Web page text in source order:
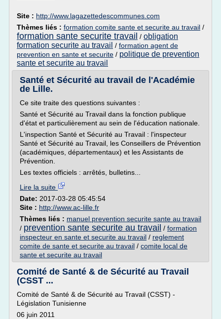
Site : http://www.lagazettedescommunes.com
Thèmes liés : formation comite sante et securite au travail /
formation sante securite travail / obligation
formation securite au travail / formation agent de
prevention en sante et securite / politique de prevention
sante et securite au travail
Santé et Sécurité au travail de l'Académie
de Lille.
Ce site traite des questions suivantes :
Santé et Sécurité au Travail dans la fonction publique
d'état et particulièrement au sein de l'éducation nationale.
L'inspection Santé et Sécurité au Travail : l'inspecteur
Santé et Sécurité au Travail, les Conseillers de Prévention
(académiques, départementaux) et les Assistants de
Prévention.
Les textes officiels : arrêtés, bulletins...
Lire la suite
Date: 2017-03-28 05:45:54
Site : http://www.ac-lille.fr
Thèmes liés : manuel prevention securite sante au travail
/ prevention sante securite au travail / formation
inspecteur en sante et securite au travail / reglement
comite de sante et securite au travail / comite local de
sante et securite au travail
Comité de Santé & de Sécurité au Travail
(CSST ...
Comité de Santé & de Sécurité au Travail (CSST) -
Législation Tunisienne
06 juin 2011